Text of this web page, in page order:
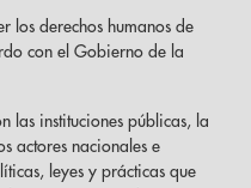
los derechos humanos de
con el Gobierno de la
las instituciones públicas, la
actores nacionales e
leyes y prácticas que